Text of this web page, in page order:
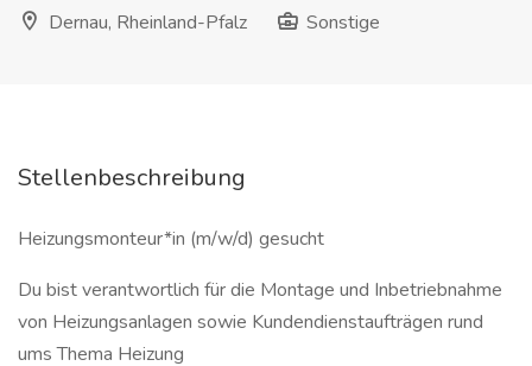
Dernau, Rheinland-Pfalz
Sonstige
Stellenbeschreibung
Heizungsmonteur*in (m/w/d) gesucht
Du bist verantwortlich für die Montage und Inbetriebnahme
von Heizungsanlagen sowie Kundendienstaufträgen rund
ums Thema Heizung